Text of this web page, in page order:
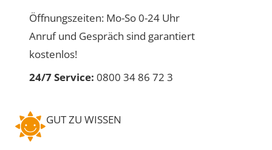
Öffnungszeiten: Mo-So 0-24 Uhr
Anruf und Gespräch sind garantiert
kostenlos!
24/7 Service: 0800 34 86 72 3
GUT ZU WISSEN